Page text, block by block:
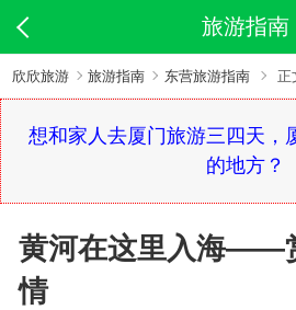
旅游指南
欣欣旅游 旅游指南 东营旅游指南 正
想和家人去厦门旅游三四天，
的地方？
黄河在这里入海——
情